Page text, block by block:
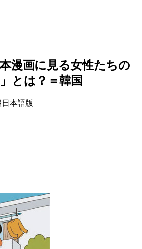
漫画に見る女性たちの
とは？＝韓国
本語版